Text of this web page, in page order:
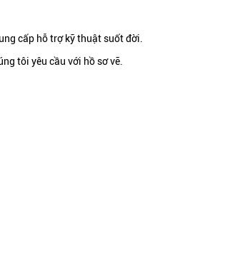
cấp hỗ trợ kỹ thuật suốt đời.
tôi yêu cầu với hồ sơ vẽ.